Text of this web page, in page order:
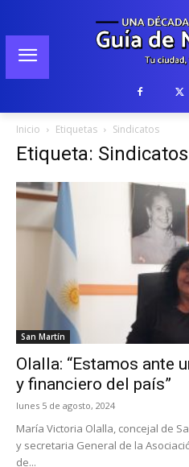
Inicio Etiquetas Sindicatos
Etiqueta: Sindicatos
San Martín
Olalla: “Estamos ante
y financiero del país”
lunes 5 de agosto, 2024
María Victoria Olalla, concejal de
y secretaria General de la
de...